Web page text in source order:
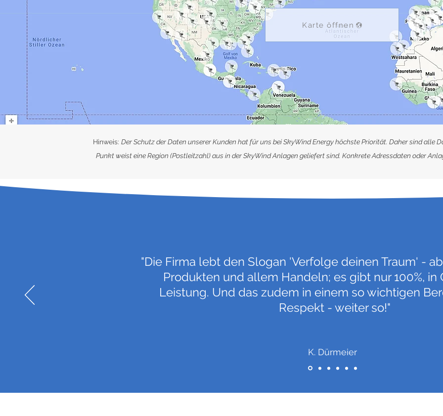
Karte öffnen
Hinweis: Der Schutz der Daten unserer Kunden hat für uns bei SkyWind Energy höchste Priorität. Daher sind alle
Punkt weist eine Region (Postleitzahl) aus in der SkyWind Anlagen geliefert sind. Konkrete Adressdaten oder
"Die Firma lebt den Slogan 'Verfolge deinen Traum' -
Produkten und allem Handeln; es gibt nur 100%, in
Leistung. Und das zudem in einem so wichtigen
Respekt - weiter so!"
K. Dürmeier